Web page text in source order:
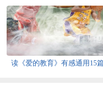
读《爱的教育》有感通用15